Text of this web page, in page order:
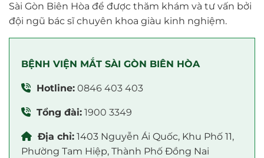
Sài Gòn Biên Hòa để được thăm khám và tư vấn bởi
đội ngũ bác sĩ chuyên khoa giàu kinh nghiệm.
BỆNH VIỆN MẮT SÀI GÒN BIÊN HÒA
Hotline: 0846 403 403
Tổng đài: 1900 3349
Địa chỉ: 1403 Nguyễn Ái Quốc, Khu Phố 11,
Phường Tam Hiệp, Thành Phố Đồng Nai